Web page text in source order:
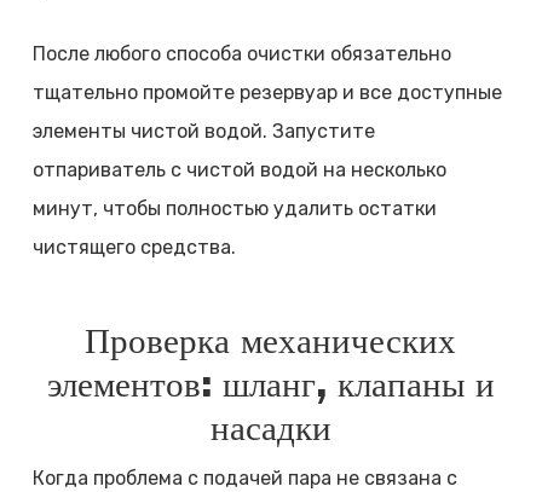
После любого способа очистки обязательно
тщательно промойте резервуар и все доступные
элементы чистой водой. Запустите
отпариватель с чистой водой на несколько
минут, чтобы полностью удалить остатки
чистящего средства.
Проверка механических
элементов: шланг, клапаны и
насадки
Когда проблема с подачей пара не связана с